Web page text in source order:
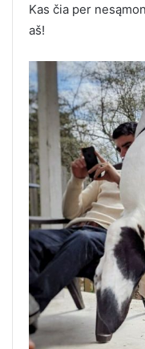
Kas čia per
aš!